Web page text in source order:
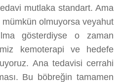
mutlaka standart. Ama
olmuyorsa veyahut
gösterdiyse o zaman
kemoterapi ve hedefe
Ana tedavisi cerrahi
Bu böbreğin tamamen